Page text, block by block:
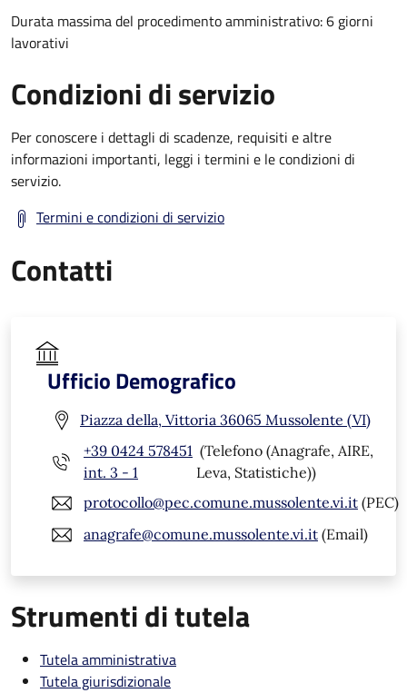
Durata massima del procedimento amministrativo: 6 giorni
lavorativi
Condizioni di servizio
Per conoscere i dettagli di scadenze, requisiti e altre
informazioni importanti, leggi i termini e le condizioni di
servizio.
Termini e condizioni di servizio
Contatti
Ufficio Demografico
Piazza della, Vittoria 36065 Mussolente (VI)
+39 0424 578451
int. 3 - 1
(Telefono (Anagrafe, AIRE,
Leva, Statistiche))
protocollo@pec.comune.mussolente.vi.it (PEC)
anagrafe@comune.mussolente.vi.it (Email)
Strumenti di tutela
Tutela amministrativa
Tutela giurisdizionale